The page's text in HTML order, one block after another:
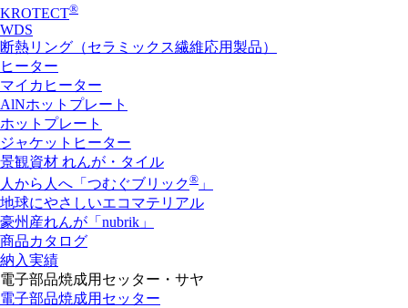
KROTECT®
WDS
断熱リング（セラミックス繊維応用製品）
ヒーター
マイカヒーター
AlNホットプレート
ホットプレート
ジャケットヒーター
景観資材 れんが・タイル
人から人へ「つむぐブリック® 」
地球にやさしいエコマテリアル
豪州産れんが「nubrik」
商品カタログ
納入実績
電子部品焼成用セッター・サヤ
電子部品焼成用セッター